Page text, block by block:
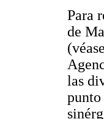
Para
de
las